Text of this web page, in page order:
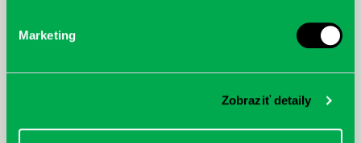
Marketing
Zobraziť detaily